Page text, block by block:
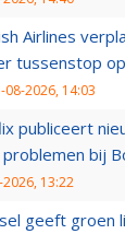
Airlines
tussenstop
08-2026, 14:03
publiceert
bij
2026, 13:22
geeft groen